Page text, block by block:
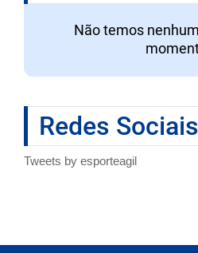
Não temos
Redes Sociais
Tweets by esporteagil